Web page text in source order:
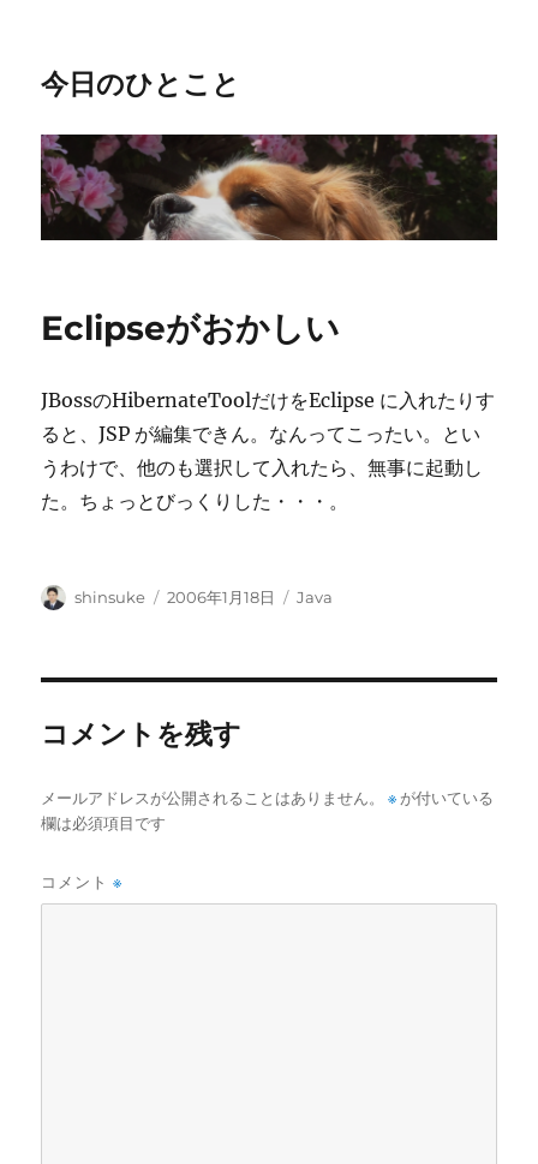
今日のひとこと
Eclipseがおかしい
JBossのHibernateToolだけをEclipse に入れたりす
ると、JSP が編集できん。なんってこったい。とい
うわけで、他のも選択して入れたら、無事に起動し
た。ちょっとびっくりした・・・。
投
shinsuke
投
2006年1月18日
カ
Java
コメントを残す
メールアドレスが公開されることはありません。 ※が付いている
欄は必須項目です
コメント※